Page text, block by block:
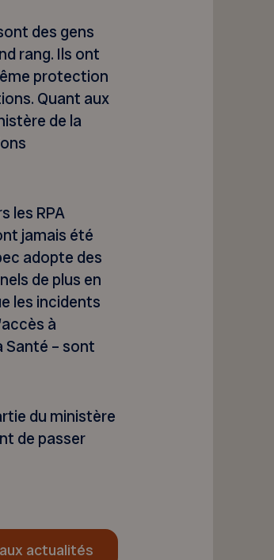
des gens
rang. Ils ont
protection
Quant aux
de la
les RPA
jamais été
adopte des
de plus en
les incidents
à
Santé – sont
du ministère
de passer
actualités